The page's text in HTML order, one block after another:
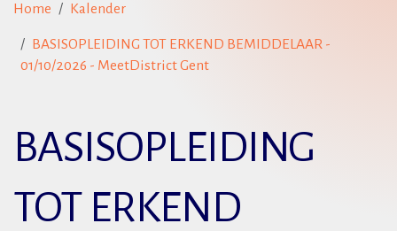
Home Kalender
BASISOPLEIDING TOT ERKEND BEMIDDELAAR -
01/10/2026 - MeetDistrict Gent
BASISOPLEIDING
TOT ERKEND